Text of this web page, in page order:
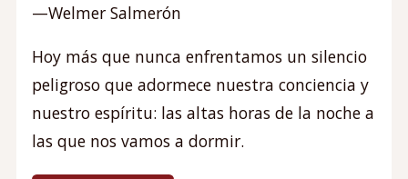
—Welmer Salmerón
Hoy más que nunca enfrentamos un silencio
peligroso que adormece nuestra conciencia y
nuestro espíritu: las altas horas de la noche a
las que nos vamos a dormir.